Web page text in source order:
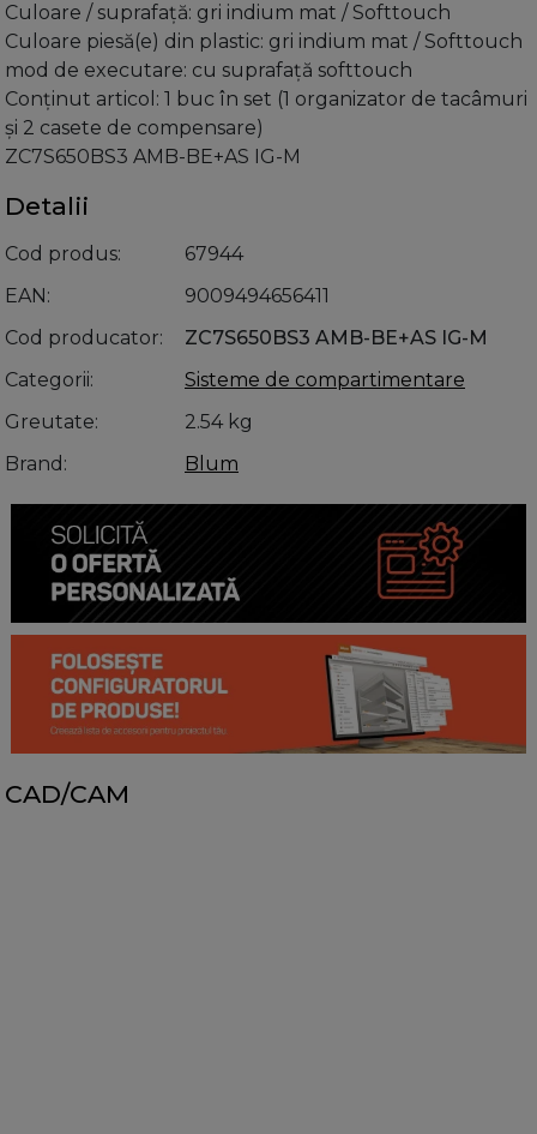
Culoare / suprafaţă: gri indium mat / Softtouch
Culoare piesă(e) din plastic: gri indium mat / Softtouch
mod de executare: cu suprafaţă softtouch
Conţinut articol: 1 buc în set (1 organizator de tacâmuri
şi 2 casete de compensare)
ZC7S650BS3 AMB-BE+AS IG-M
Detalii
Cod produs
67944
EAN
9009494656411
Cod producator
ZC7S650BS3 AMB-BE+AS IG-M
Categorii
Sisteme de compartimentare
Greutate
2.54 kg
Brand
Blum
CAD/CAM